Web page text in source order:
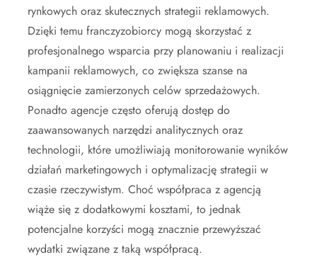
rynkowych oraz skutecznych strategii reklamowych.
Dzięki temu franczyzobiorcy mogą skorzystać z
profesjonalnego wsparcia przy planowaniu i realizacji
kampanii reklamowych, co zwiększa szanse na
osiągnięcie zamierzonych celów sprzedażowych.
Ponadto agencje często oferują dostęp do
zaawansowanych narzędzi analitycznych oraz
technologii, które umożliwiają monitorowanie wyników
działań marketingowych i optymalizację strategii w
czasie rzeczywistym. Choć współpraca z agencją
wiąże się z dodatkowymi kosztami, to jednak
potencjalne korzyści mogą znacznie przewyższać
wydatki związane z taką współpracą.